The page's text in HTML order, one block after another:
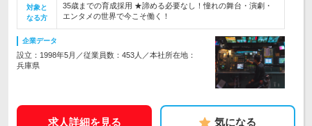
対象と
なる方
35歳までの育成採用 ★諦める必要なし！憧れの舞台・演劇・
エンタメの世界で今こそ働く！
企業データ
設立：1998年5月／従業員数：453人／本社所在地：
兵庫県
求人詳細を見る 気になる